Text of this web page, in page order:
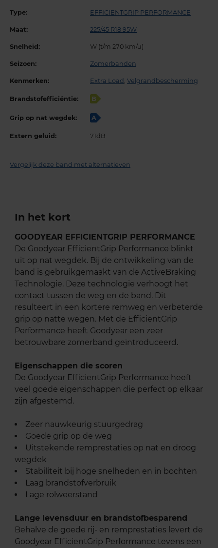
Type: EFFICIENTGRIP PERFORMANCE
Maat: 225/45 R18 95W
Snelheid: W (t/m 270 km/u)
Seizoen: Zomerbanden
Kenmerken: Extra Load , Velgrandbescherming
Brandstofefficiëntie: B
Grip op nat wegdek: A
Extern geluid: 71dB
Vergelijk deze band met alternatieven
In het kort
GOODYEAR EFFICIENTGRIP PERFORMANCE
De Goodyear EfficientGrip Performance blinkt
uit op nat wegdek. Bij de ontwikkeling van de
band is gebruikgemaakt van de ActiveBraking
Technologie. Deze technologie verhoogt het
contact tussen de weg en de band. Dit
resulteert in een kortere remweg en verbeterde
grip op natte wegen. Met de EfficientGrip
Performance heeft Goodyear een zeer
betrouwbare zomerband geïntroduceerd.
Eigenschappen die scoren
De Goodyear EfficientGrip Performance heeft
veel goede eigenschappen die perfect op elkaar
zijn afgestemd.
Zeer nauwkeurig stuurgedrag
Goede grip op de weg
Uitstekende remprestaties op nat en droog
wegdek
Stabiliteit bij hoge snelheden en in bochten
Laag brandstofverbruik
Lage rolweerstand
Lange levensduur en brandstofbesparend
Behalve de goede rij- en remprestaties levert de
Goodyear EfficientGrip Performance tevens een